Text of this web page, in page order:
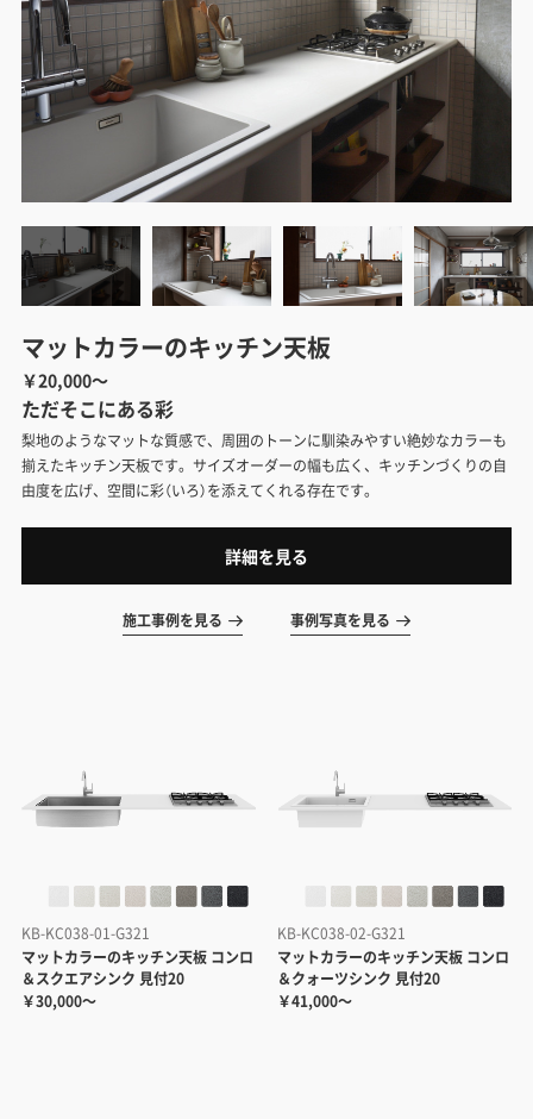
マットカラーのキッチン天板
￥20,000～
ただ​そこに​ある​彩​
​梨地のような​マットな​質感で、​周囲の​トーンに​馴染みやすい​絶妙なカラーも
揃えたキッチン天板です。​サイズオーダーの​幅も​広く、​キッチンづくりの自
由度を広げ、空間に彩（いろ）を添えてくれる存在です。
詳細を見る
施工事例を見る 事例写真を見る
KB-KC038-01-G321
マットカラーのキッチン天板 コンロ
＆スクエアシンク 見付20
￥30,000～
KB-KC038-02-G321
マットカラーのキッチン天板 コンロ
＆クォーツシンク 見付20
￥41,000～